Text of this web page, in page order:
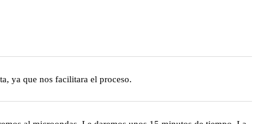
ya que nos facilitara el proceso.